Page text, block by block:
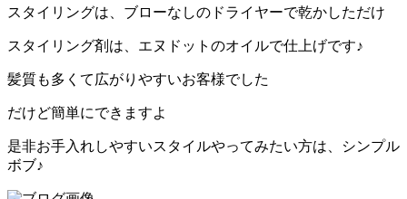
スタイリングは、ブローなしのドライヤーで乾かしただけ
スタイリング剤は、エヌドットのオイルで仕上げです♪
髪質も多くて広がりやすいお客様でした
だけど簡単にできますよ
是非お手入れしやすいスタイルやってみたい方は、シンプル
ボブ♪